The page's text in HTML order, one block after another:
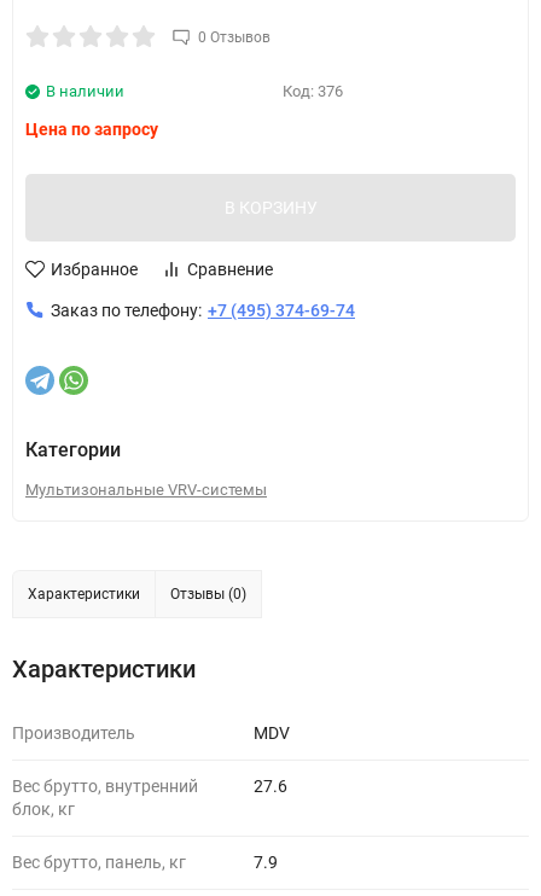
0 Отзывов
Код: 376
В наличии
Цена по запросу
В КОРЗИНУ
Избранное Сравнение
Заказ по телефону: +7 (495) 374-69-74
Категории
Мультизональные VRV-системы
Характеристики Отзывы (0)
Характеристики
Производитель MDV
Вес брутто, внутренний
блок, кг
27.6
Вес брутто, панель, кг 7.9